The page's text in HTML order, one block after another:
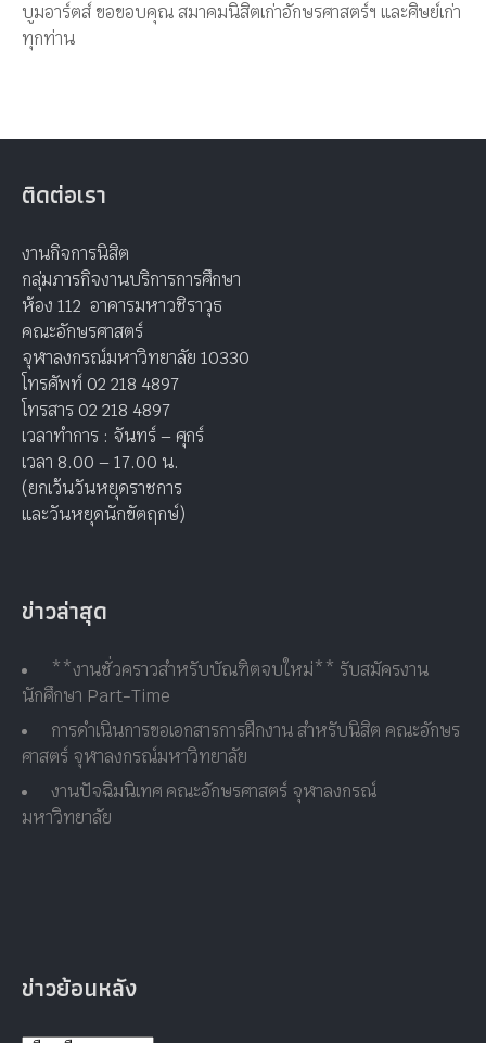
บูมอาร์ตส์ ขอขอบคุณ สมาคมนิสิตเก่าอักษรศาสตร์ฯ และศิษย์เก่า
ทุกท่าน
ติดต่อเรา
งานกิจการนิสิต
กลุ่มภารกิจงานบริการการศึกษา
ห้อง 112 อาคารมหาวชิราวุธ
คณะอักษรศาสตร์
จุฬาลงกรณ์มหาวิทยาลัย 10330
โทรศัพท์ 02 218 4897
โทรสาร 02 218 4897
เวลาทำการ : จันทร์ – ศุกร์
เวลา 8.00 – 17.00 น.
(ยกเว้นวันหยุดราชการ
และวันหยุดนักขัตฤกษ์)
ข่าวล่าสุด
**งานชั่วคราวสำหรับบัณฑิตจบใหม่** รับสมัครงาน
นักศึกษา Part-Time
การดำเนินการขอเอกสารการฝึกงาน สำหรับนิสิต คณะอักษร
ศาสตร์ จุฬาลงกรณ์มหาวิทยาลัย
งานปัจฉิมนิเทศ คณะอักษรศาสตร์ จุฬาลงกรณ์
มหาวิทยาลัย
ข่าวย้อนหลัง